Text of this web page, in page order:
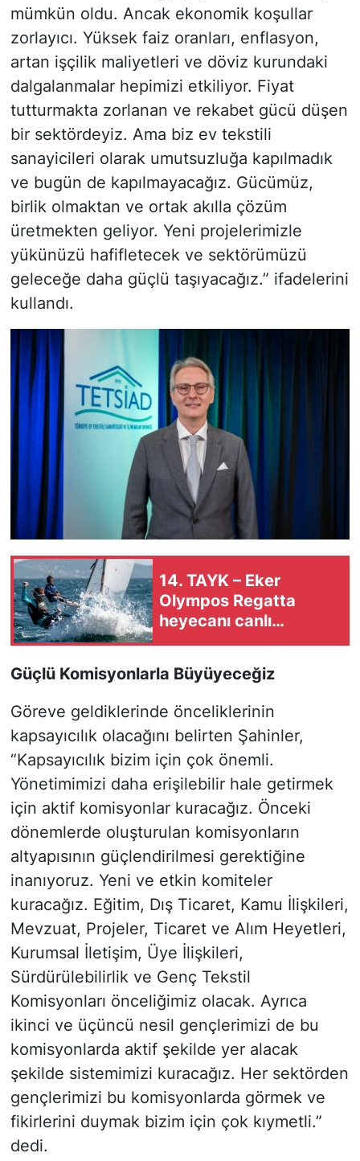
mümkün oldu. Ancak ekonomik koşullar
zorlayıcı. Yüksek faiz oranları, enflasyon,
artan işçilik maliyetleri ve döviz kurundaki
dalgalanmalar hepimizi etkiliyor. Fiyat
tutturmakta zorlanan ve rekabet gücü düşen
bir sektördeyiz. Ama biz ev tekstili
sanayicileri olarak umutsuzluğa kapılmadık
ve bugün de kapılmayacağız. Gücümüz,
birlik olmaktan ve ortak akılla çözüm
üretmekten geliyor. Yeni projelerimizle
yükünüzü hafifletecek ve sektörümüzü
geleceğe daha güçlü taşıyacağız.” ifadelerini
kullandı.
14. TAYK – Eker
Olympos Regatta
heyecanı canlı
Güçlü Komisyonlarla Büyüyeceğiz
Göreve geldiklerinde önceliklerinin
kapsayıcılık olacağını belirten Şahinler,
“Kapsayıcılık bizim için çok önemli.
Yönetimimizi daha erişilebilir hale getirmek
için aktif komisyonlar kuracağız. Önceki
dönemlerde oluşturulan komisyonların
altyapısının güçlendirilmesi gerektiğine
inanıyoruz. Yeni ve etkin komiteler
kuracağız. Eğitim, Dış Ticaret, Kamu İlişkileri,
Mevzuat, Projeler, Ticaret ve Alım Heyetleri,
Kurumsal İletişim, Üye İlişkileri,
Sürdürülebilirlik ve Genç Tekstil
Komisyonları önceliğimiz olacak. Ayrıca
ikinci ve üçüncü nesil gençlerimizi de bu
komisyonlarda aktif şekilde yer alacak
şekilde sistemimizi kuracağız. Her sektörden
gençlerimizi bu komisyonlarda görmek ve
fikirlerini duymak bizim için çok kıymetli.”
dedi.